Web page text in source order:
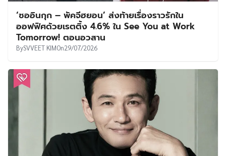
‘ซออินกุก – พัคจีฮยอน’ ส่งท้ายเรื่องราวรักใน
ออฟฟิศด้วยเรตติ้ง 4.6% ใน See You at Work
Tomorrow! ตอนอวสาน
BySVVEET KIMOn29/07/2026